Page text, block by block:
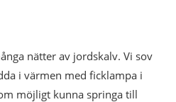
nätter av jordskalv. Vi sov
i värmen med ficklampa i
möjligt kunna springa till